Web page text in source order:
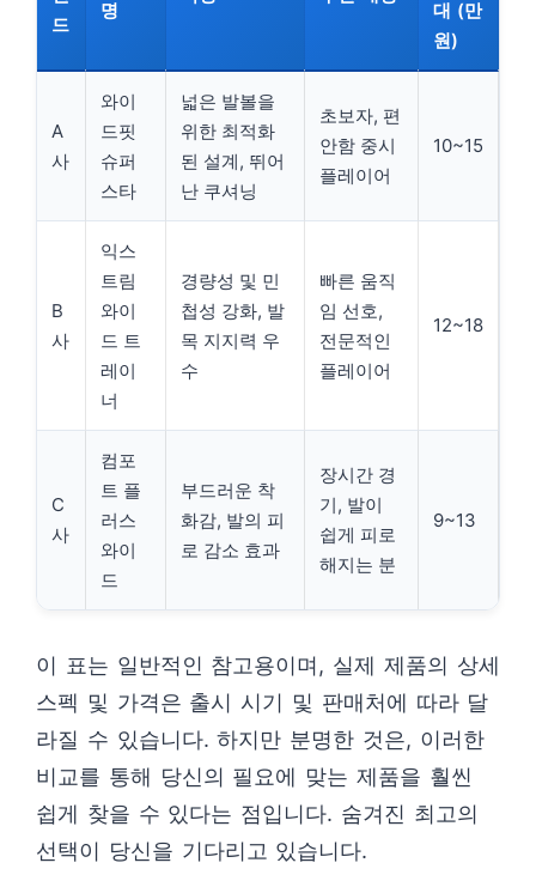
드
명
대 (만
원)
A
사
와이
드핏
슈퍼
스타
넓은 발볼을
위한 최적화
된 설계, 뛰어
난 쿠셔닝
초보자, 편
안함 중시
플레이어
10~15
B
사
익스
트림
와이
드 트
레이
너
경량성 및 민
첩성 강화, 발
목 지지력 우
수
빠른 움직
임 선호,
전문적인
플레이어
12~18
C
사
컴포
트 플
러스
와이
드
부드러운 착
화감, 발의 피
로 감소 효과
장시간 경
기, 발이
쉽게 피로
해지는 분
9~13
이 표는 일반적인 참고용이며, 실제 제품의 상세
스펙 및 가격은 출시 시기 및 판매처에 따라 달
라질 수 있습니다. 하지만 분명한 것은, 이러한
비교를 통해 당신의 필요에 맞는 제품을 훨씬
쉽게 찾을 수 있다는 점입니다. 숨겨진 최고의
선택이 당신을 기다리고 있습니다.